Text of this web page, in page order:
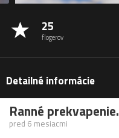
25
flogerov
Detailné informácie
Ranné prekvapenie.
pred 6 mesiacmi